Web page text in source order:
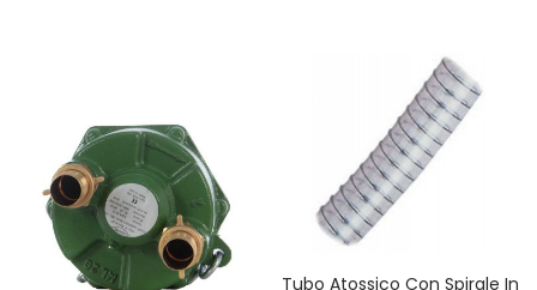
Tubo Atossico Con Spirale In